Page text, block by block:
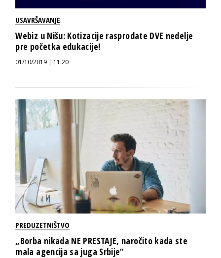
USAVRŠAVANJE
Webiz u Nišu: Kotizacije rasprodate DVE nedelje
pre početka edukacije!
01/10/2019 | 11:20
PREDUZETNIŠTVO
„Borba nikada NE PRESTAJE, naročito kada ste
mala agencija sa juga Srbije“